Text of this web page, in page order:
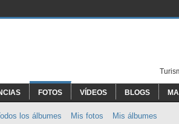
FOTOS VÍDEOS BLOGS
los álbumes Mis fotos Mis álbumes